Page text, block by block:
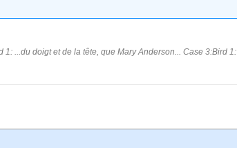
...du doigt et de la tête, que Mary Anderson... Case 3:Bird 1: